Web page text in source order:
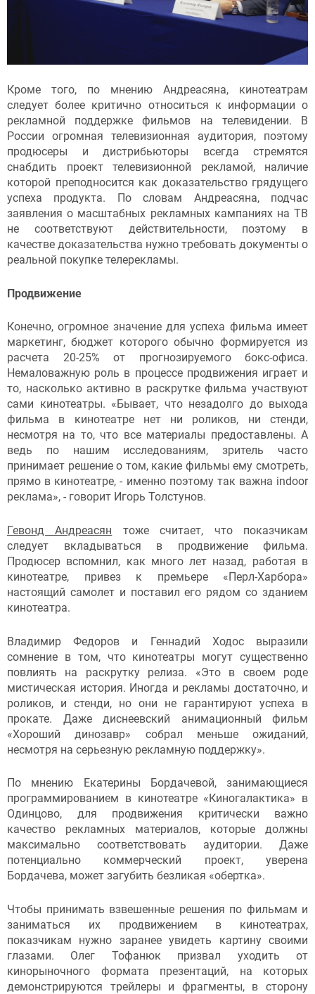
Кроме того, по мнению Андреасяна, кинотеатрам
следует более критично относиться к информации о
рекламной поддержке фильмов на телевидении. В
России огромная телевизионная аудитория, поэтому
продюсеры и дистрибьюторы всегда стремятся
снабдить проект телевизионной рекламой, наличие
которой преподносится как доказательство грядущего
успеха продукта. По словам Андреасяна, подчас
заявления о масштабных рекламных кампаниях на ТВ
не соответствуют действительности, поэтому в
качестве доказательства нужно требовать документы о
реальной покупке телерекламы.
Продвижение
Конечно, огромное значение для успеха фильма имеет
маркетинг, бюджет которого обычно формируется из
расчета 20-25% от прогнозируемого бокс-офиса.
Немаловажную роль в процессе продвижения играет и
то, насколько активно в раскрутке фильма участвуют
сами кинотеатры. «Бывает, что незадолго до выхода
фильма в кинотеатре нет ни роликов, ни стенди,
несмотря на то, что все материалы предоставлены. А
ведь по нашим исследованиям, зритель часто
принимает решение о том, какие фильмы ему смотреть,
прямо в кинотеатре, - именно поэтому так важна indoor
реклама», - говорит Игорь Толстунов.
Гевонд Андреасян тоже считает, что показчикам
следует вкладываться в продвижение фильма.
Продюсер вспомнил, как много лет назад, работая в
кинотеатре, привез к премьере «Перл-Харбора»
настоящий самолет и поставил его рядом со зданием
кинотеатра.
Владимир Федоров и Геннадий Ходос выразили
сомнение в том, что кинотеатры могут существенно
повлиять на раскрутку релиза. «Это в своем роде
мистическая история. Иногда и рекламы достаточно, и
роликов, и стенди, но они не гарантируют успеха в
прокате. Даже диснеевский анимационный фильм
«Хороший динозавр» собрал меньше ожиданий,
несмотря на серьезную рекламную поддержку».
По мнению Екатерины Бордачевой, занимающиеся
программированием в кинотеатре «Киногалактика» в
Одинцово, для продвижения критически важно
качество рекламных материалов, которые должны
максимально соответствовать аудитории. Даже
потенциально коммерческий проект, уверена
Бордачева, может загубить безликая «обертка».
Чтобы принимать взвешенные решения по фильмам и
заниматься их продвижением в кинотеатрах,
показчикам нужно заранее увидеть картину своими
глазами. Олег Тофанюк призвал уходить от
кинорыночного формата презентаций, на которых
демонстрируются трейлеры и фрагменты, в сторону